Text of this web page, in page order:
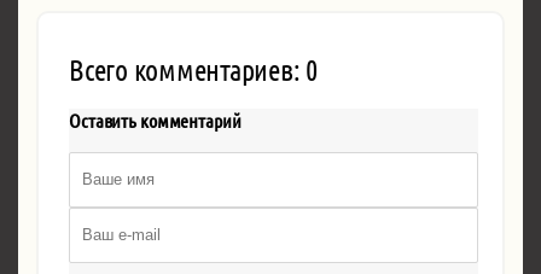
Всего комментариев: 0
Оставить комментарий